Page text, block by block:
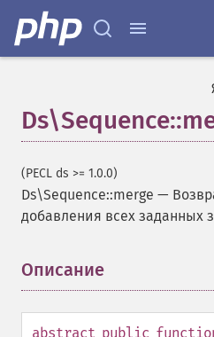
(PECL ds >= 1.0.0)
Ds\Sequence::merge —
добавления всех заданных
Описание
abstract public